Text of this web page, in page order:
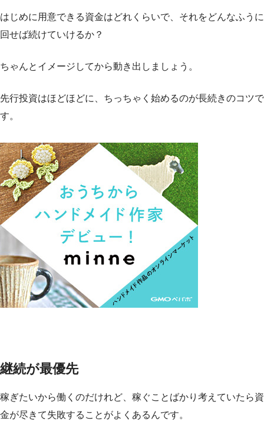
はじめに用意できる資金はどれくらいで、それをどんなふうに
回せば続けていけるか？
ちゃんとイメージしてから動き出しましょう。
先行投資はほどほどに、ちっちゃく始めるのが長続きのコツで
す。
継続が最優先
稼ぎたいから働くのだけれど、稼ぐことばかり考えていたら資
金が尽きて失敗することがよくあるんです。